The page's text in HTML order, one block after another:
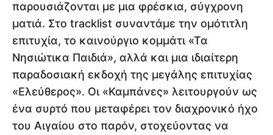
παρουσιάζονται με μια φρέσκια, σύγχρονη
ματιά. Στο tracklist συναντάμε την ομότιτλη
επιτυχία, το καινούργιο κομμάτι «Τα
Νησιώτικα Παιδιά», αλλά και μια ιδιαίτερη
παραδοσιακή εκδοχή της μεγάλης επιτυχίας
«Ελεύθερος». Οι «Καμπάνες» λειτουργούν ως
ένα συρτό που μεταφέρει τον διαχρονικό ήχο
του Αιγαίου στο παρόν, στοχεύοντας να